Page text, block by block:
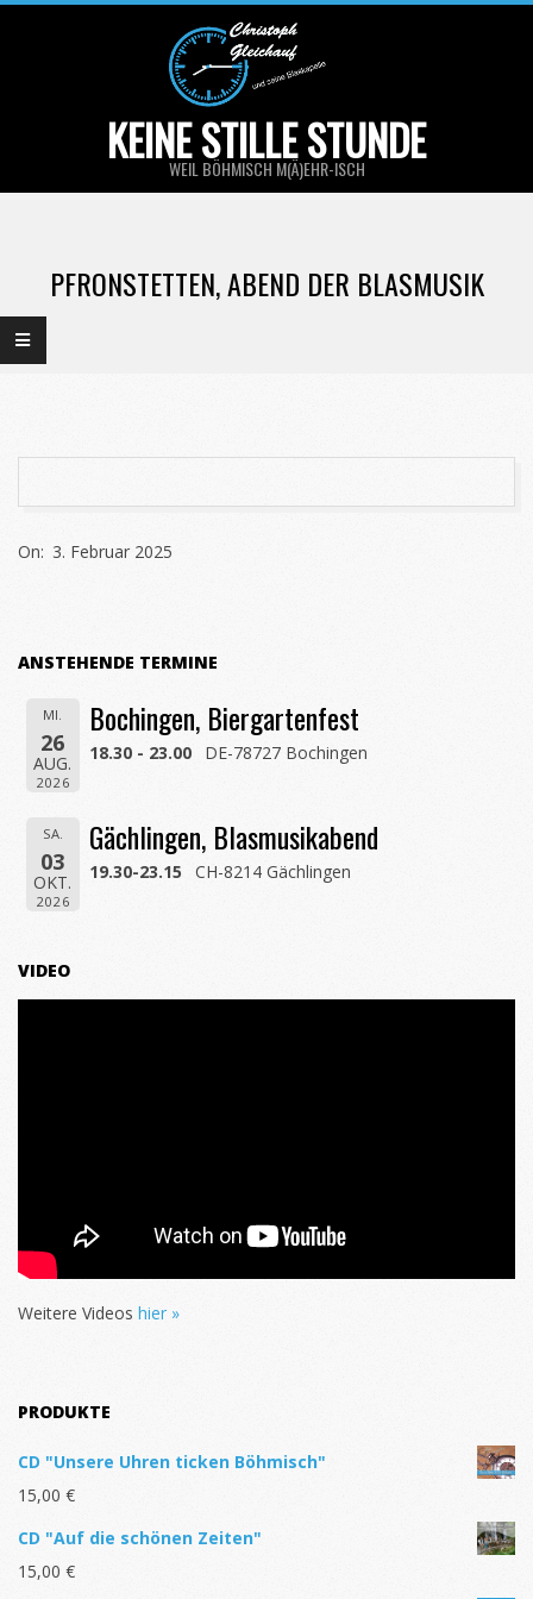
KEINE STILLE STUNDE
WEIL BÖHMISCH M(Ä)EHR-ISCH
MenuPFRONSTETTEN, ABEND DER BLASMUSIK
02-
On: 3. Februar 2025
ANSTEHENDE TERMINE
MI.
26
AUG.
2026
Bochingen, Biergartenfest
18.30 - 23.00 DE-78727 Bochingen
SA.
03
OKT.
2026
Gächlingen, Blasmusikabend
19.30-23.15 CH-8214 Gächlingen
VIDEO
Weitere Videos hier »
PRODUKTE
CD "Unsere Uhren ticken Böhmisch"
15,00 €
CD "Auf die schönen Zeiten"
15,00 €